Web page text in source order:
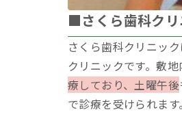
■さくら歯科ク
さくら歯科クリニッ
クリニックです。敷
療しており、土曜午後
で診療を受けられま